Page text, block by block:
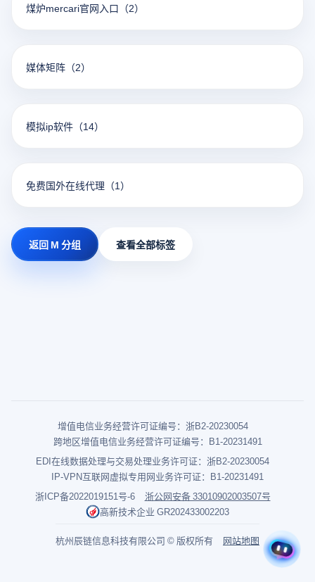
煤炉mercari官网入口 （2）
媒体矩阵 （2）
模拟ip软件 （14）
免费国外在线代理 （1）
返回 M 分组 查看全部标签
增值电信业务经营许可证编号：浙B2-20230054
跨地区增值电信业务经营许可证编号：B1-20231491
EDI在线数据处理与交易处理业务许可证：浙B2-20230054
IP-VPN互联网虚拟专用网业务许可证：B1-20231491
浙ICP备2022019151号-6
浙公网安备 33010902003507号
高新技术企业 GR202433002203
杭州辰链信息科技有限公司 © 版权所有 网站地图